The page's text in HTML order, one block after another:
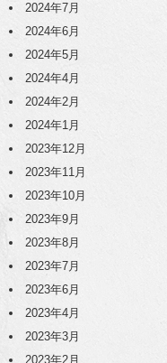
2024年7月
2024年6月
2024年5月
2024年4月
2024年2月
2024年1月
2023年12月
2023年11月
2023年10月
2023年9月
2023年8月
2023年7月
2023年6月
2023年4月
2023年3月
2023年2月